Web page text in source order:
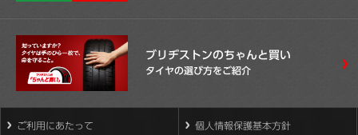
ブリヂストンのちゃんと買い
タイヤの選び方をご紹介
ご利用にあたって 個人情報保護基本方針